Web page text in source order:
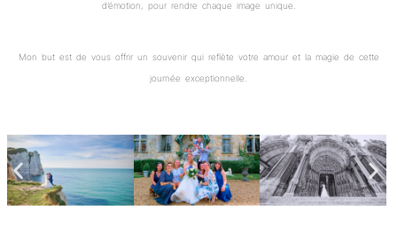
d’émotion, pour rendre chaque image unique.
Mon but est de vous offrir un souvenir qui reflète votre amour et la magie de cette
journée exceptionnelle.